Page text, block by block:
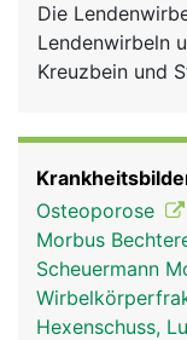
News
Rubriken
Die
Lendenwirbeln
Kreuzbein und
daher
tritt der längste
Ischiasnerv, der
Füssen
ausserdem das
Osteoporose
Morbus
Scheuermann
Hexenschuss,